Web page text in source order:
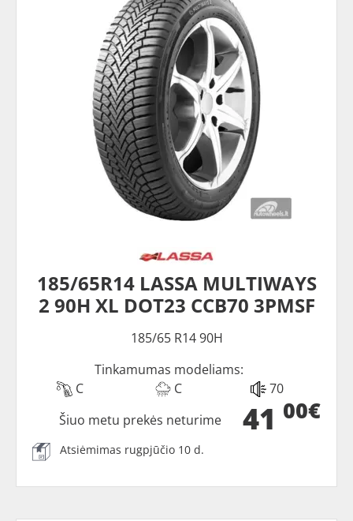
185/65R14 LASSA MULTIWAYS
2 90H XL DOT23 CCB70 3PMSF
185/65 R14 90H
Tinkamumas modeliams:
C
C 70
41 00€
Šiuo metu prekės neturime
Atsiėmimas rugpjūčio 10 d.